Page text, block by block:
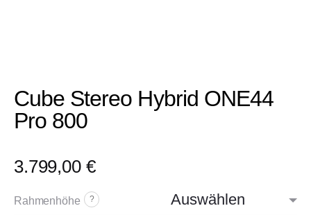
Cube Stereo Hybrid ONE44
Pro 800
3.799,00 €
Rahmenhöhe ?